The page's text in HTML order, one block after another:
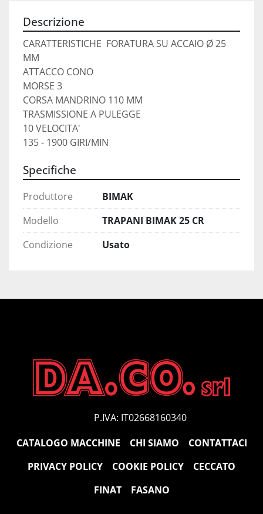
Descrizione
CARATTERISTICHE  FORATURA SU ACCAIO Ø 25
MM
ATTACCO CONO
MORSE 3
CORSA MANDRINO 110 MM
TRASMISSIONE A PULEGGE
10 VELOCITA'
135 - 1900 GIRI/MIN
Specifiche
Produttore
BIMAK
Modello
TRAPANI BIMAK 25 CR
Condizione
Usato
P.IVA: IT02668160340
CATALOGO MACCHINE
CHI SIAMO
CONTATTACI
PRIVACY POLICY
COOKIE POLICY
CECCATO
FINAT
FASANO